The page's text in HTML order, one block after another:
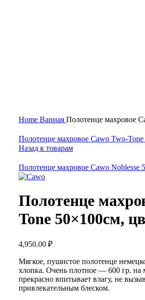
Home Ванная Полотенце махровое
Полотенце махровое Cawo Two-
Назад к товарам
Полотенце махровое Cawo
Полотенце
Tone 50×100см,
4,950.00 ₽
Мягкое, пушистое полотенце
хлопка. Очень плотное — 600 гр. на
прекрасно впитывает влагу, не
привлекательным блеском.